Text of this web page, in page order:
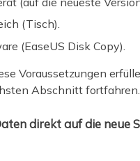
(Tisch).
(EaseUS Disk Copy).
Voraussetzungen
Abschnitt fortfahren.
direkt auf die neue